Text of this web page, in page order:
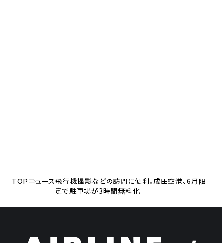
TOPニュース飛行機撮影などの訪問に便利。成田空港、6月限
定で駐車場が3時間無料化